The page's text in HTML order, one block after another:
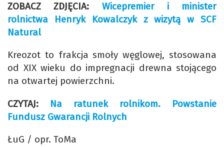
ZOBACZ ZDJĘCIA: Wicepremier i minister
rolnictwa Henryk Kowalczyk z wizytą w SCF
Natural
Kreozot to frakcja smoły węglowej, stosowana
od XIX wieku do impregnacji drewna stojącego
na otwartej powierzchni.
CZYTAJ: Na ratunek rolnikom. Powstanie
Fundusz Gwarancji Rolnych
ŁuG / opr. ToMa